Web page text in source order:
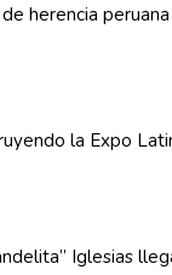
herencia
la Expo
Iglesias